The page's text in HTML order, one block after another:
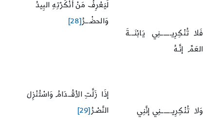
فَلا تُنْكِرِيـــــــنِي يَابْنَـــةَ
العَمِّ إنَّـهُ
لَيَعْرِفُ مَنْ أنْكَرْتِهِ البِيدُ
وَالحضْـــرُ [28]
وَلا تُنْكِرِيـــــــنِي إنَّنِي
إذَا زَلَّتِ الأقْــدَامُ وَاسْتُنْزِلَ
النَّصْـرُ [29]